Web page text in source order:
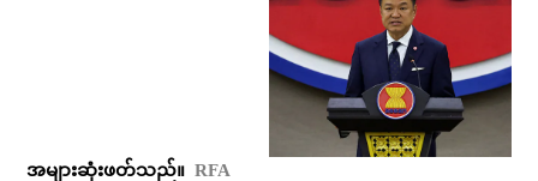
အများဆုံးဖတ်သည်။ RFA